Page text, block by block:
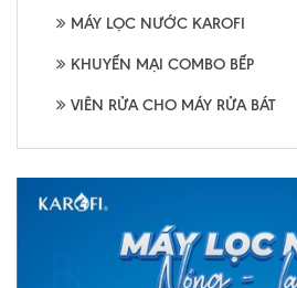
MÁY LỌC NƯỚC KAROFI
KHUYẾN MẠI COMBO BẾP
VIÊN RỬA CHO MÁY RỬA BÁT